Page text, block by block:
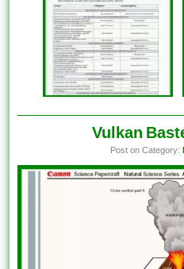
Vulkan
Post on Category: